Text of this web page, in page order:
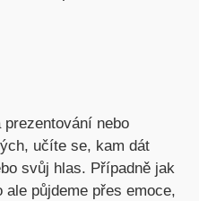
prezentování nebo
učíte se, kam dát
svůj hlas. Případně jak
půjdeme přes emoce,